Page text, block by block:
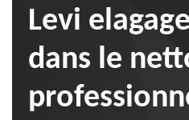
Levi
dans le